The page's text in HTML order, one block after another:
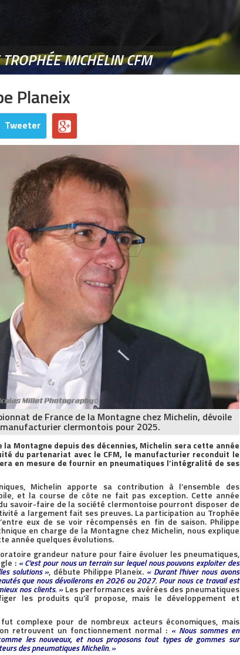
MICHELIN CFM
Planeix
Tweeter
de France de la Montagne chez Michelin, dévoile
clermontois pour 2025.
Montagne depuis des décennies, Michelin sera cette année
du partenariat avec le CFM, le manufacturier reconduit le
en mesure de fournir en pneumatiques l’intégralité de ses
Michelin apporte sa contribution à l’ensemble des
et la course de côte ne fait pas exception. Cette année
savoir-faire de la société clermontoise pourront disposer de
a largement fait ses preuves. La participation au Trophée
eux de se voir récompensés en fin de saison. Philippe
en charge de la Montagne chez Michelin, nous explique
année quelques évolutions.
grandeur nature pour faire évoluer les pneumatiques,
: « C’est pour nous un terrain sur lequel nous pouvons exploiter des
solutions », débute Philippe Planeix. « Durant l’hiver nous avons
que nous dévoilerons en 2026 ou 2027. Pour nous ce travail est
nos clients. »Les performances avérées des pneumatiques
les produits qu’il propose, mais le développement et
complexe pour de nombreux acteurs économiques, mais
retrouvent un fonctionnement normal : « Nous sommes en
les nouveaux, et nous proposons tout types de gommes sur
des pneumatiques Michelin. »